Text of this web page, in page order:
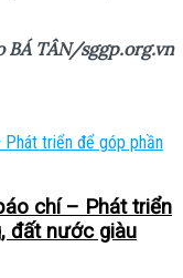
BÁ TÂN/sggp.org.vn
chí – Phát triển
đất nước giàu